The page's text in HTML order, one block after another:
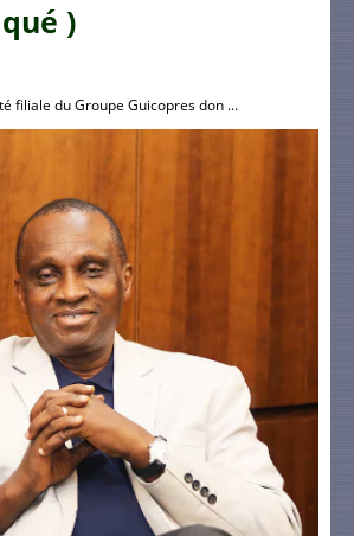
)
filiale du Groupe Guicopres don ...